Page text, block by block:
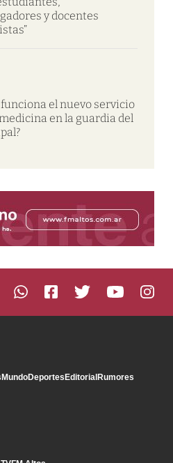
y docentes
funciona el nuevo servicio
en la guardia del
MundoDeportesEditorialRumores